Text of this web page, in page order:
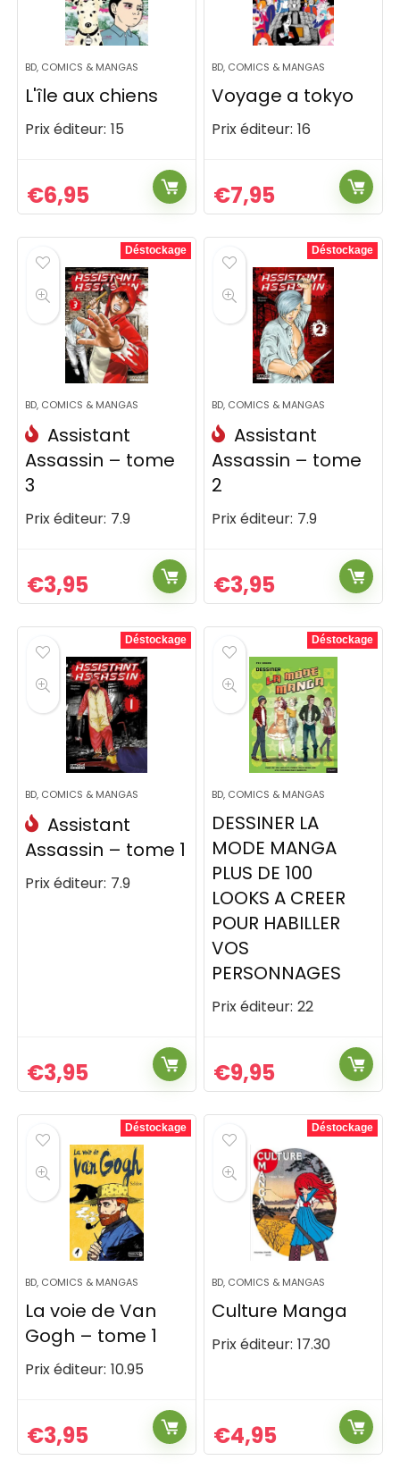
BD, COMICS & MANGAS
L'île aux chiens
Prix éditeur: 15
€6,95
BD, COMICS & MANGAS
Voyage a tokyo
Prix éditeur: 16
€7,95
Déstockage
BD, COMICS & MANGAS
Assistant
Assassin – tome
3
Prix éditeur: 7.9
€3,95
Déstockage
BD, COMICS & MANGAS
Assistant
Assassin – tome
2
Prix éditeur: 7.9
€3,95
Déstockage
BD, COMICS & MANGAS
Assistant
Assassin – tome 1
Prix éditeur: 7.9
€3,95
Déstockage
BD, COMICS & MANGAS
DESSINER LA
MODE MANGA
PLUS DE 100
LOOKS A CREER
POUR HABILLER
VOS
PERSONNAGES
Prix éditeur: 22
€9,95
Déstockage
BD, COMICS & MANGAS
La voie de Van
Gogh – tome 1
Prix éditeur: 10.95
€3,95
Déstockage
BD, COMICS & MANGAS
Culture Manga
Prix éditeur: 17.30
€4,95